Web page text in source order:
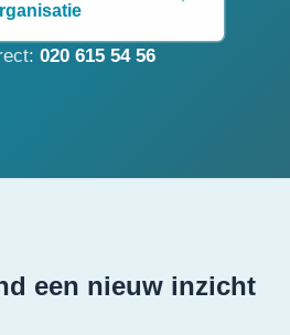
020 615 54 56
een nieuw inzicht